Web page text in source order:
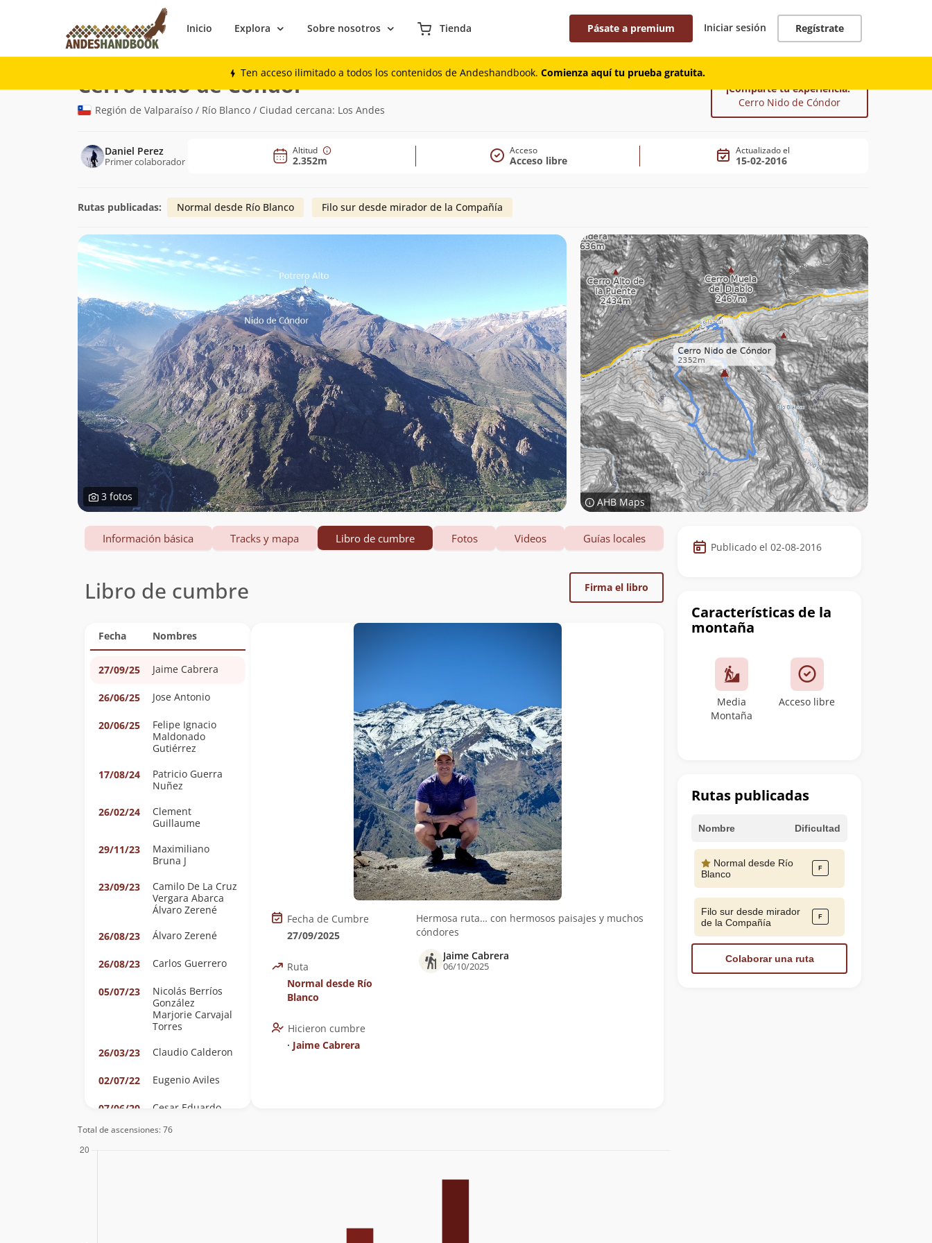
Inicio Explora Sobre nosotros Tienda Pásate a premium Iniciar sesión Regístrate
Ten acceso ilimitado a todos los contenidos de Andeshandbook. Comienza aquí tu prueba gratuita.
Montaña
Cerro Nido de Cóndor(2.352m)
Región de Valparaíso / Río Blanco / Ciudad cercana: Los Andes
¡Comparte tu experiencia!
Cerro Nido de Cóndor
Daniel Perez
Primer colaborador
Altitud
2.352m
Acceso
Acceso libre
Actualizado el
15-02-2016
Rutas publicadas: Normal desde Río Blanco Filo sur desde mirador de la Compañía
3 fotos AHB Maps
Datos
de
cumbre
Publicado el 02-08-2016
Características de la
montaña
Media
Montaña
Acceso libre
Rutas publicadas
Nombre Dificultad
Normal desde Río
Blanco
Filo sur desde mirador
de la Compañía
Colaborar una ruta
Información básica Tracks y mapa Libro de cumbre Fotos Videos Guías locales
Libro de cumbre Firma el libro
Fecha Nombres
27/09/25 Jaime Cabrera
26/06/25 Jose Antonio
20/06/25
Felipe Ignacio
Maldonado
Gutiérrez
17/08/24
Patricio Guerra
Nuñez
26/02/24
Clement
Guillaume
29/11/23
Maximiliano
Bruna J
23/09/23
Camilo De La Cruz
Vergara Abarca
Álvaro Zerené
26/08/23
Álvaro Zerené
26/08/23 Carlos Guerrero
05/07/23
Nicolás Berríos
González
Marjorie Carvajal
Torres
26/03/23
Claudio Calderon
02/07/22 Eugenio Aviles
07/06/20
Cesar Eduardo
Fecha de Cumbre
27/09/2025
Ruta
Normal desde Río
Blanco
Hicieron cumbre
∙ Jaime Cabrera
Hermosa ruta… con hermosos paisajes y muchos
cóndores
Jaime Cabrera
06/10/2025
Total de ascensiones: 76